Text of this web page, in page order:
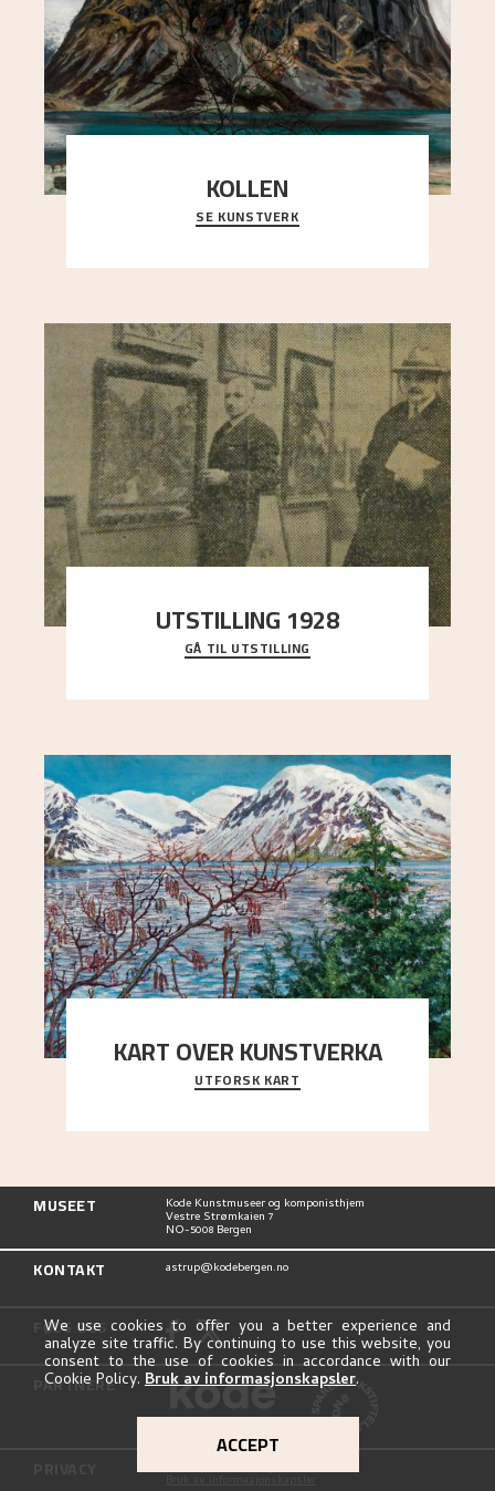
KOLLEN
Et ruvende fjell dominerer bildeflaten, og står i
sterk kontrast til det spinkle rognetreet ute
SE KUNSTVERK
UTSTILLING 1928
Då Astrup døydde i 1928, tok vennene Moritz
Kaland og Simon Thorbjørnsen initiativ til å
GÅ TIL UTSTILLING
KART OVER KUNSTVERKA
Utforsk stedene og utsiktene i Astrups malerier
UTFORSK KART
MUSEET Kode Kunstmuseer og komponisthjem
Vestre Strømkaien 7
NO-5008 Bergen
KONTAKT astrup@kodebergen.no
FØLG OSS
PARTNERE
Personvernerklæring
We use cookies to offer you a better experience and
analyze site traffic. By continuing to use this website, you
consent to the use of cookies in accordance with our
Cookie Policy. Bruk av informasjonskapsler.
ACCEPT